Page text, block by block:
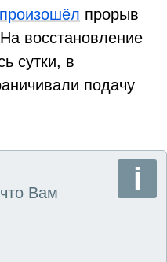
произошёл прорыв
восстановление
сутки, в
подачу
Вам